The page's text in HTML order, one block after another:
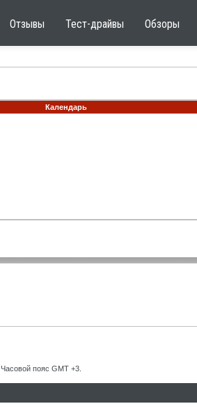
Отзывы Тест-драйвы Обзоры
Календарь
. Часовой пояс GMT +3.